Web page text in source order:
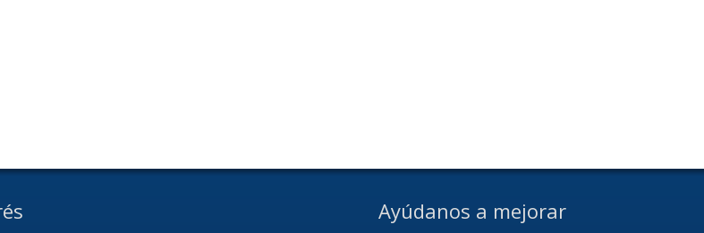
Ayúdanos a mejorar